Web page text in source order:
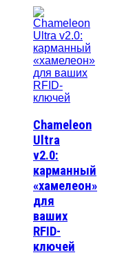
Chameleon
Ultra
v2.0:
карманный
«хамелеон»
для
ваших
RFID-
ключей